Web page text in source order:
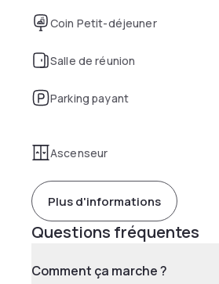
Coin Petit-déjeuner
Salle de réunion
Parking payant
Ascenseur
Plus d'informations
Questions fréquentes
Comment ça marche ?